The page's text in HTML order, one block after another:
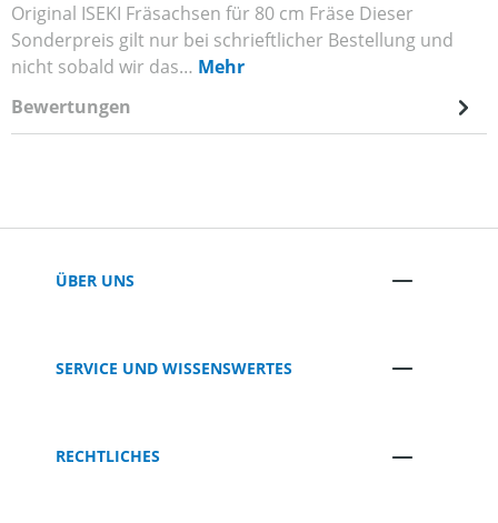
Original ISEKI Fräsachsen für 80 cm Fräse Dieser
Sonderpreis gilt nur bei schrieftlicher Bestellung und
nicht sobald wir das… Mehr
Bewertungen
ÜBER UNS
SERVICE UND WISSENSWERTES
RECHTLICHES